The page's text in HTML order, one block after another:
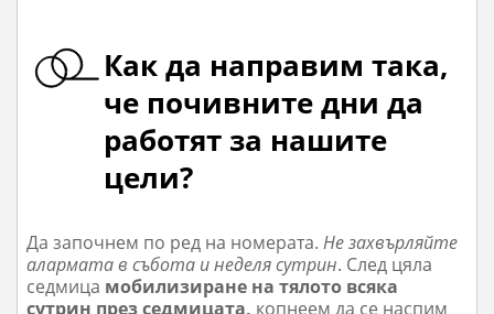
Как да направим така,
че почивните дни да
работят за нашите
цели?
Да започнем по ред на номерата.Не захвърляйте
алармата в събота и неделя сутрин. След цяла
седмица мобилизиране на тялото всяка
сутрин през седмицата, копнеем да се наспим